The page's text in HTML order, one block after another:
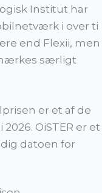
Institut har
i over ti
end Flexii, men
særligt
er et af de
OiSTER er et
datoen for